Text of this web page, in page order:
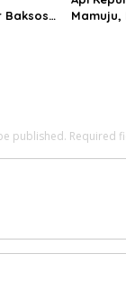
Baksos
Mamuju,
published. Required